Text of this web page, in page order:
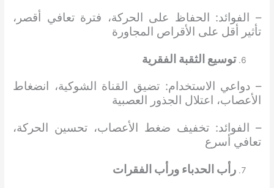
– ​​الفوائد: الحفاظ على الحركة، فترة تعافي أقصر،
تأثير أقل على الأقراص المجاورة
توسيع الثقبة الفقرية
– دواعي الاستخدام: تضيق القناة الشوكية، انضغاط
الأعصاب، اعتلال الجذور العصبية
– الفوائد: تخفيف ضغط الأعصاب، تحسين الحركة،
تعافي أسرع
رأب الحدباء ورأب الفقرات